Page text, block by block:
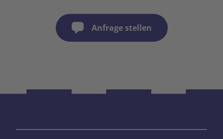
Anfrage stellen